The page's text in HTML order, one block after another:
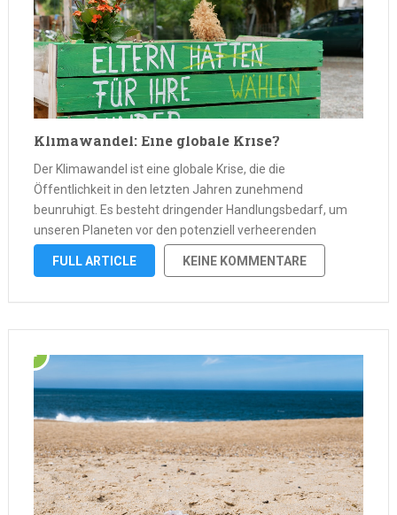
Klimawandel: Eine globale Krise?
Der Klimawandel ist eine globale Krise, die die
Öffentlichkeit in den letzten Jahren zunehmend
beunruhigt. Es besteht dringender Handlungsbedarf, um
unseren Planeten vor den potenziell verheerenden
Auswirkungen des Klimawandels zu schützen. Mit
steigenden globalen Temperaturen stehen wir vor der sich
FULL ARTICLE KEINE KOMMENTARE